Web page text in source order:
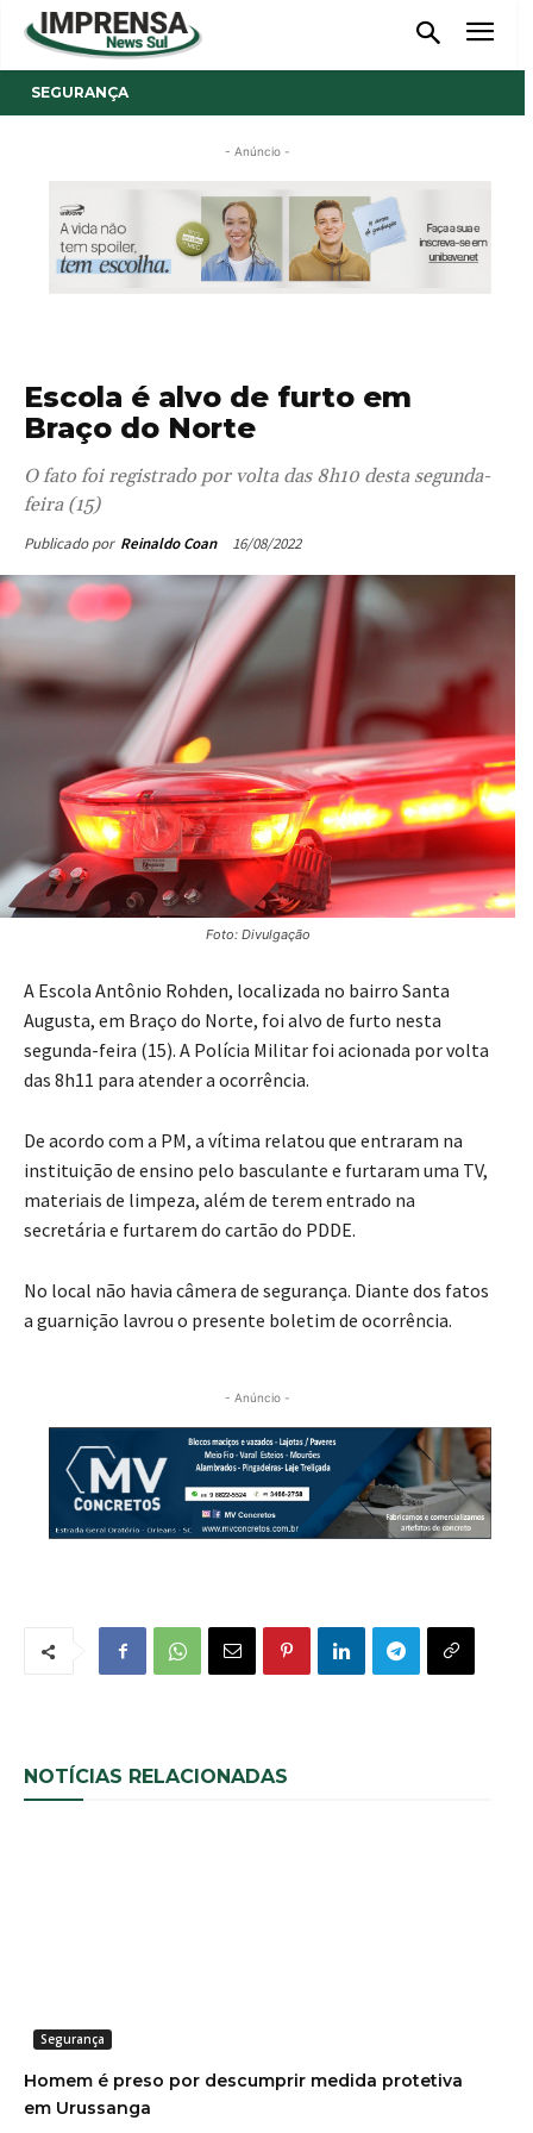
SEGURANÇA
- Anúncio -
Escola é alvo de furto em
Braço do Norte
O fato foi registrado por volta das 8h10 desta segunda-
feira (15)
Publicado por Reinaldo Coan 16/08/2022
Foto: Divulgação
A Escola Antônio Rohden, localizada no bairro Santa
Augusta, em Braço do Norte, foi alvo de furto nesta
segunda-feira (15). A Polícia Militar foi acionada por volta
das 8h11 para atender a ocorrência.
De acordo com a PM, a vítima relatou que entraram na
instituição de ensino pelo basculante e furtaram uma TV,
materiais de limpeza, além de terem entrado na
secretária e furtarem do cartão do PDDE.
No local não havia câmera de segurança. Diante dos fatos
a guarnição lavrou o presente boletim de ocorrência.
- Anúncio -
NOTÍCIAS RELACIONADAS
Segurança
Homem é preso por descumprir medida protetiva
em Urussanga